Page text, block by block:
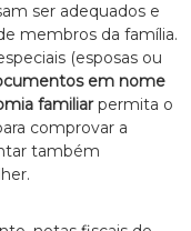
ser adequados e
membros da família.
(esposas ou
em nome
familiarpermita o
comprovar a
também